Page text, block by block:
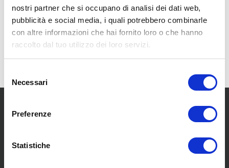
nostri partner che si occupano di analisi dei dati web,
pubblicità e social media, i quali potrebbero combinarle
con altre informazioni che hai fornito loro o che hanno
raccolto dal tuo utilizzo dei loro servizi.
delNecessari
Preferenze
Statistiche